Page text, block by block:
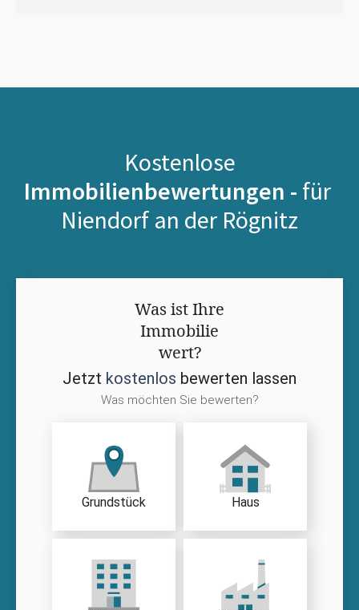
Kostenlose
Immobilienbewertungen - für
Niendorf an der Rögnitz
Was ist Ihre
Immobilie
wert?
Jetzt kostenlos bewerten lassen
Was möchten Sie bewerten?
Grundstück Haus